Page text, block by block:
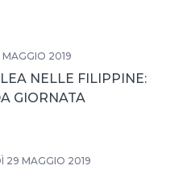
MAGGIO 2019
NELLE FILIPPINE:
GIORNATA
29 MAGGIO 2019